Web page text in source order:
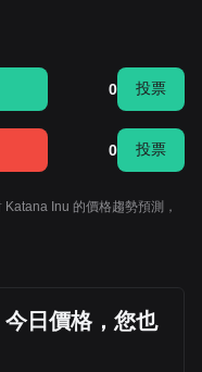
0 投票
0 投票
Inu 的價格趨勢預測，
日價格，您也